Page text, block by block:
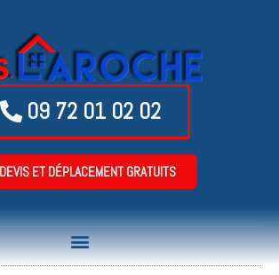
09 72 01 02 02
DEVIS ET DÉPLACEMENT GRATUITS